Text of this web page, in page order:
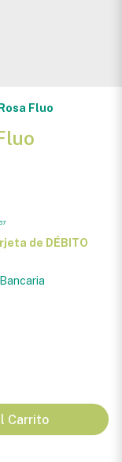
Fluo
67
de DÉBITO
Carrito